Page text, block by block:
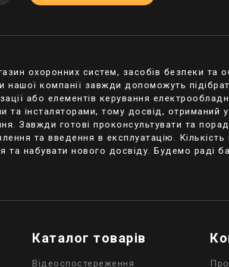
сухі контакти;
старт» (увімкнення пристроїв у
вхідної та вихідної напруги,
випускають безперебійники із
У другому випадку можна
кількох АКБ великої ємності.
охоронних систем, засобів безпеки та
нашої компанії завжди допоможуть
або елементів керування
інсталяторами, тому досвід, отриманий
Завжди готові проконсультувати та
та введення в експлуатацію. Кількість
та набувати нового досвіду. Будемо раді
Каталог товарів
Відеоспостереження